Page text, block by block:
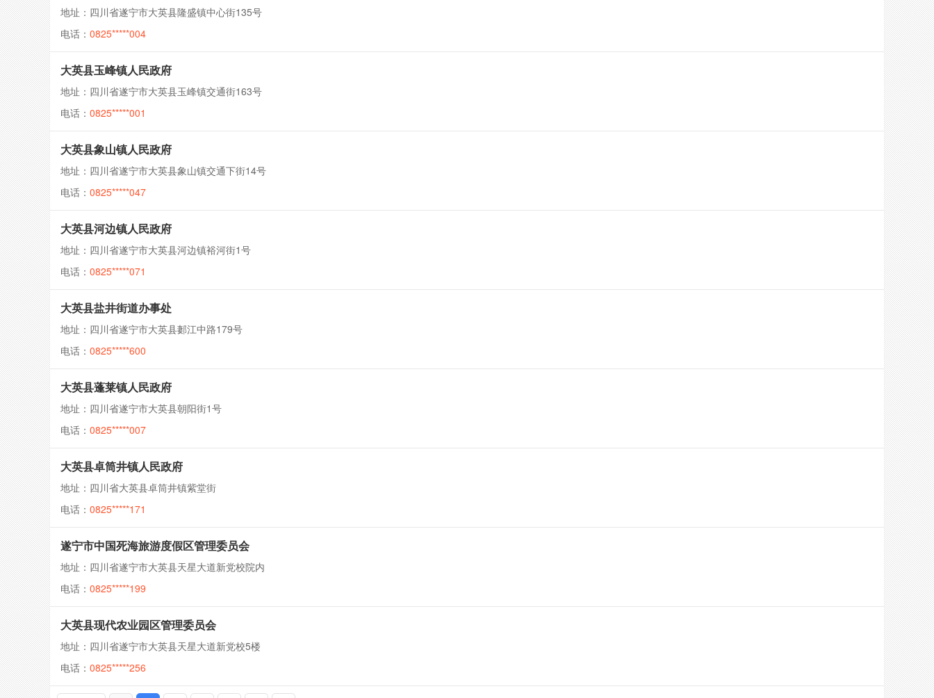
地址：四川省遂宁市大英县隆盛镇中心街135号
电话： 0825*****004
大英县玉峰镇人民政府
地址：四川省遂宁市大英县玉峰镇交通街163号
电话： 0825*****001
大英县象山镇人民政府
地址：四川省遂宁市大英县象山镇交通下街14号
电话： 0825*****047
大英县河边镇人民政府
地址：四川省遂宁市大英县河边镇裕河街1号
电话： 0825*****071
大英县盐井街道办事处
地址：四川省遂宁市大英县郪江中路179号
电话： 0825*****600
大英县蓬莱镇人民政府
地址：四川省遂宁市大英县朝阳街1号
电话： 0825*****007
大英县卓筒井镇人民政府
地址：四川省大英县卓筒井镇紫堂街
电话： 0825*****171
遂宁市中国死海旅游度假区管理委员会
地址：四川省遂宁市大英县天星大道新党校院内
电话： 0825*****199
大英县现代农业园区管理委员会
地址：四川省遂宁市大英县天星大道新党校5楼
电话： 0825*****256